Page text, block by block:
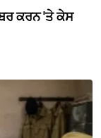
ਕਰਨ 'ਤੇ ਕੇਸ